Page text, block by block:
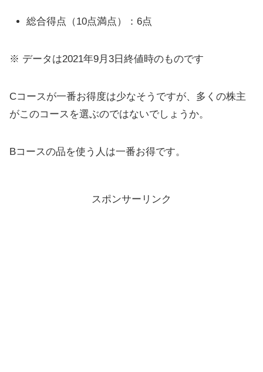
総合得点（10点満点）：6点
※ データは2021年9月3日終値時のものです
Cコースが一番お得度は少なそうですが、多くの株主
がこのコースを選ぶのではないでしょうか。
Bコースの品を使う人は一番お得です。
スポンサーリンク